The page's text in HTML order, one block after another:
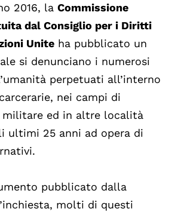
2016, la Commissione
dal Consiglio per i Diritti
Unite ha pubblicato un
si denunciano i numerosi
perpetuati all’interno
nei campi di
militare ed in altre località
ultimi 25 anni ad opera di
pubblicato dalla
molti di questi